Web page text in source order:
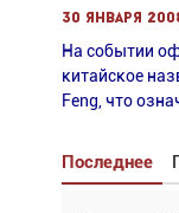
30 января
На событии
китайское
Feng, что
Последнее